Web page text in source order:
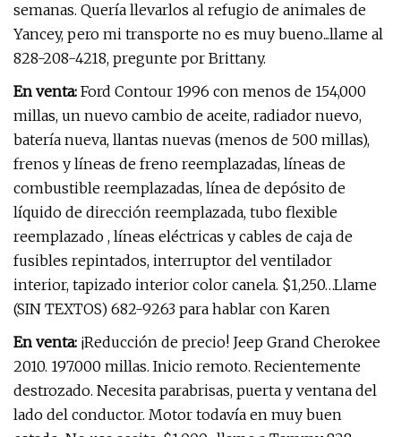
semanas. Quería llevarlos al refugio de animales de
Yancey, pero mi transporte no es muy bueno...llame al
828-208-4218, pregunte por Brittany.
En venta: Ford Contour 1996 con menos de 154,000
millas, un nuevo cambio de aceite, radiador nuevo,
batería nueva, llantas nuevas (menos de 500 millas),
frenos y líneas de freno reemplazadas, líneas de
combustible reemplazadas, línea de depósito de
líquido de dirección reemplazada, tubo flexible
reemplazado , líneas eléctricas y cables de caja de
fusibles repintados, interruptor del ventilador
interior, tapizado interior color canela. $1,250…Llame
(SIN TEXTOS) 682-9263 para hablar con Karen
En venta: ¡Reducción de precio! Jeep Grand Cherokee
2010. 197.000 millas. Inicio remoto. Recientemente
destrozado. Necesita parabrisas, puerta y ventana del
lado del conductor. Motor todavía en muy buen